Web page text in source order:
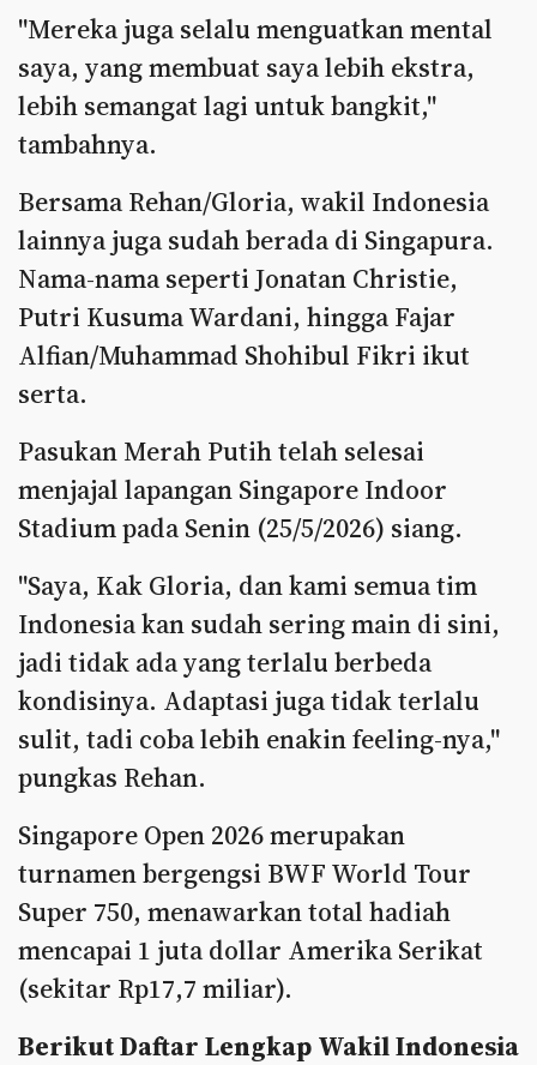
"Mereka juga selalu menguatkan mental
saya, yang membuat saya lebih ekstra,
lebih semangat lagi untuk bangkit,"
tambahnya.
Bersama Rehan/Gloria, wakil Indonesia
lainnya juga sudah berada di Singapura.
Nama-nama seperti Jonatan Christie,
Putri Kusuma Wardani, hingga Fajar
Alfian/Muhammad Shohibul Fikri ikut
serta.
Pasukan Merah Putih telah selesai
menjajal lapangan Singapore Indoor
Stadium pada Senin (25/5/2026) siang.
"Saya, Kak Gloria, dan kami semua tim
Indonesia kan sudah sering main di sini,
jadi tidak ada yang terlalu berbeda
kondisinya. Adaptasi juga tidak terlalu
sulit, tadi coba lebih enakin feeling-nya,"
pungkas Rehan.
Singapore Open 2026 merupakan
turnamen bergengsi BWF World Tour
Super 750, menawarkan total hadiah
mencapai 1 juta dollar Amerika Serikat
(sekitar Rp17,7 miliar).
Berikut Daftar Lengkap Wakil Indonesia